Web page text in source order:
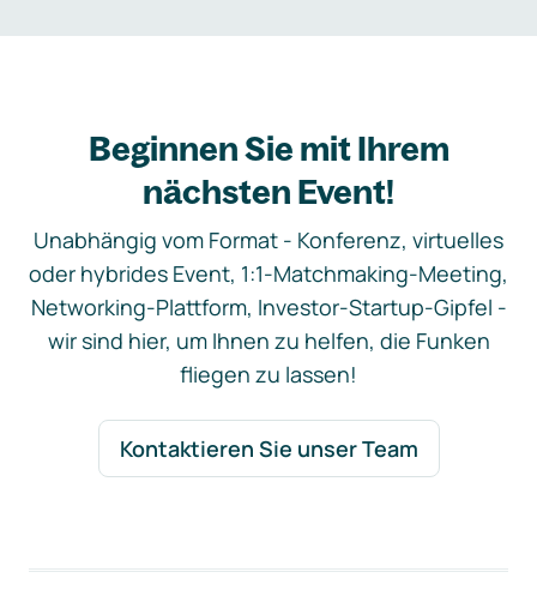
Beginnen Sie mit Ihrem
nächsten Event!
Unabhängig vom Format - Konferenz, virtuelles
oder hybrides Event, 1:1-Matchmaking-Meeting,
Networking-Plattform, Investor-Startup-Gipfel -
wir sind hier, um Ihnen zu helfen, die Funken
fliegen zu lassen!
Kontaktieren Sie unser Team